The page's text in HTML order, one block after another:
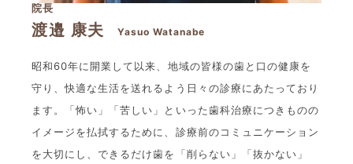
院長
渡邉 康夫 Yasuo Watanabe
昭和60年に開業して以来、地域の皆様の歯と口の健康を
守り、快適な生活を送れるよう日々の診療にあたっており
ます。「怖い」「苦しい」といった歯科治療につきものの
イメージを払拭するために、診療前のコミュニケーション
を大切にし、できるだけ歯を「削らない」「抜かない」